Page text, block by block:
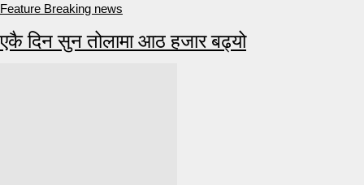
Feature Breaking news
एकै दिन सुन तोलामा आठ हजार बढ्यो